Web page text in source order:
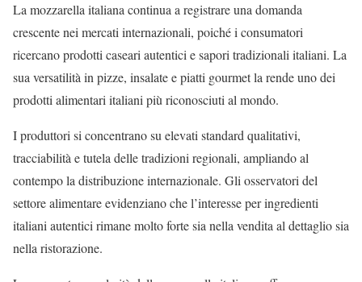
La mozzarella italiana continua a registrare una domanda
crescente nei mercati internazionali, poiché i consumatori
ricercano prodotti caseari autentici e sapori tradizionali italiani. La
sua versatilità in pizze, insalate e piatti gourmet la rende uno dei
prodotti alimentari italiani più riconosciuti al mondo.
I produttori si concentrano su elevati standard qualitativi,
tracciabilità e tutela delle tradizioni regionali, ampliando al
contempo la distribuzione internazionale. Gli osservatori del
settore alimentare evidenziano che l’interesse per ingredienti
italiani autentici rimane molto forte sia nella vendita al dettaglio sia
nella ristorazione.